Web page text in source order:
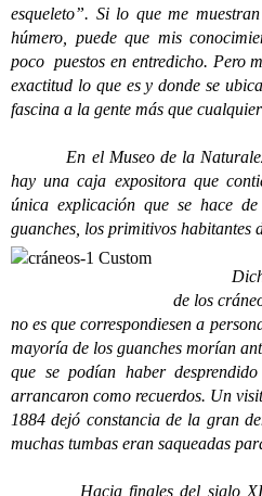
esqueleto”. Si lo que me
húmero, puede que mis
poco puestos en entredicho. Pero
exactitud lo que es y donde se
fascina a la gente más que
En el Museo de la
hay una caja expositora que
única explicación que se hace
guanches, los primitivos habitantes
Dicho
de los
no es que correspondiesen a
mayoría de los guanches morían
que se podían haber
arrancaron como recuerdos. Un
1884 dejó constancia de la gran
muchas tumbas eran saqueadas
Hacia finales del siglo XIX,